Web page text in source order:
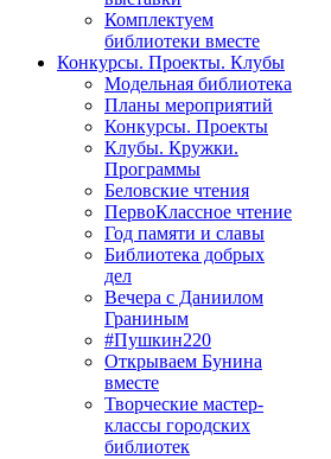
Комплектуем
библиотеки вместе
Конкурсы. Проекты. Клубы
Модельная библиотека
Планы мероприятий
Конкурсы. Проекты
Клубы. Кружки.
Программы
Беловские чтения
ПервоКлассное чтение
Год памяти и славы
Библиотека добрых
дел
Вечера с Даниилом
Граниным
#Пушкин220
Открываем Бунина
вместе
Творческие мастер-
классы городских
библиотек